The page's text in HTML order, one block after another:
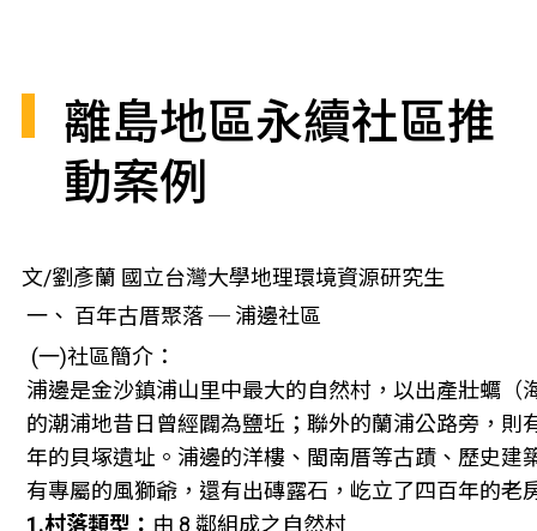
離島地區永續社區推
動案例
文/劉彥蘭 國立台灣大學地理環境資源研究生
一、 百年古厝聚落 ─ 浦邊社區
(一)社區簡介：
浦邊是金沙鎮浦山里中最大的自然村，以出產壯蠣（
的潮浦地昔日曾經闢為鹽坵；聯外的蘭浦公路旁，則
年的貝塚遺址。浦邊的洋樓、閩南厝等古蹟、歷史建
有專屬的風獅爺，還有出磚露石，屹立了四百年的老
1.村落類型： 由 8 鄰組成之自然村